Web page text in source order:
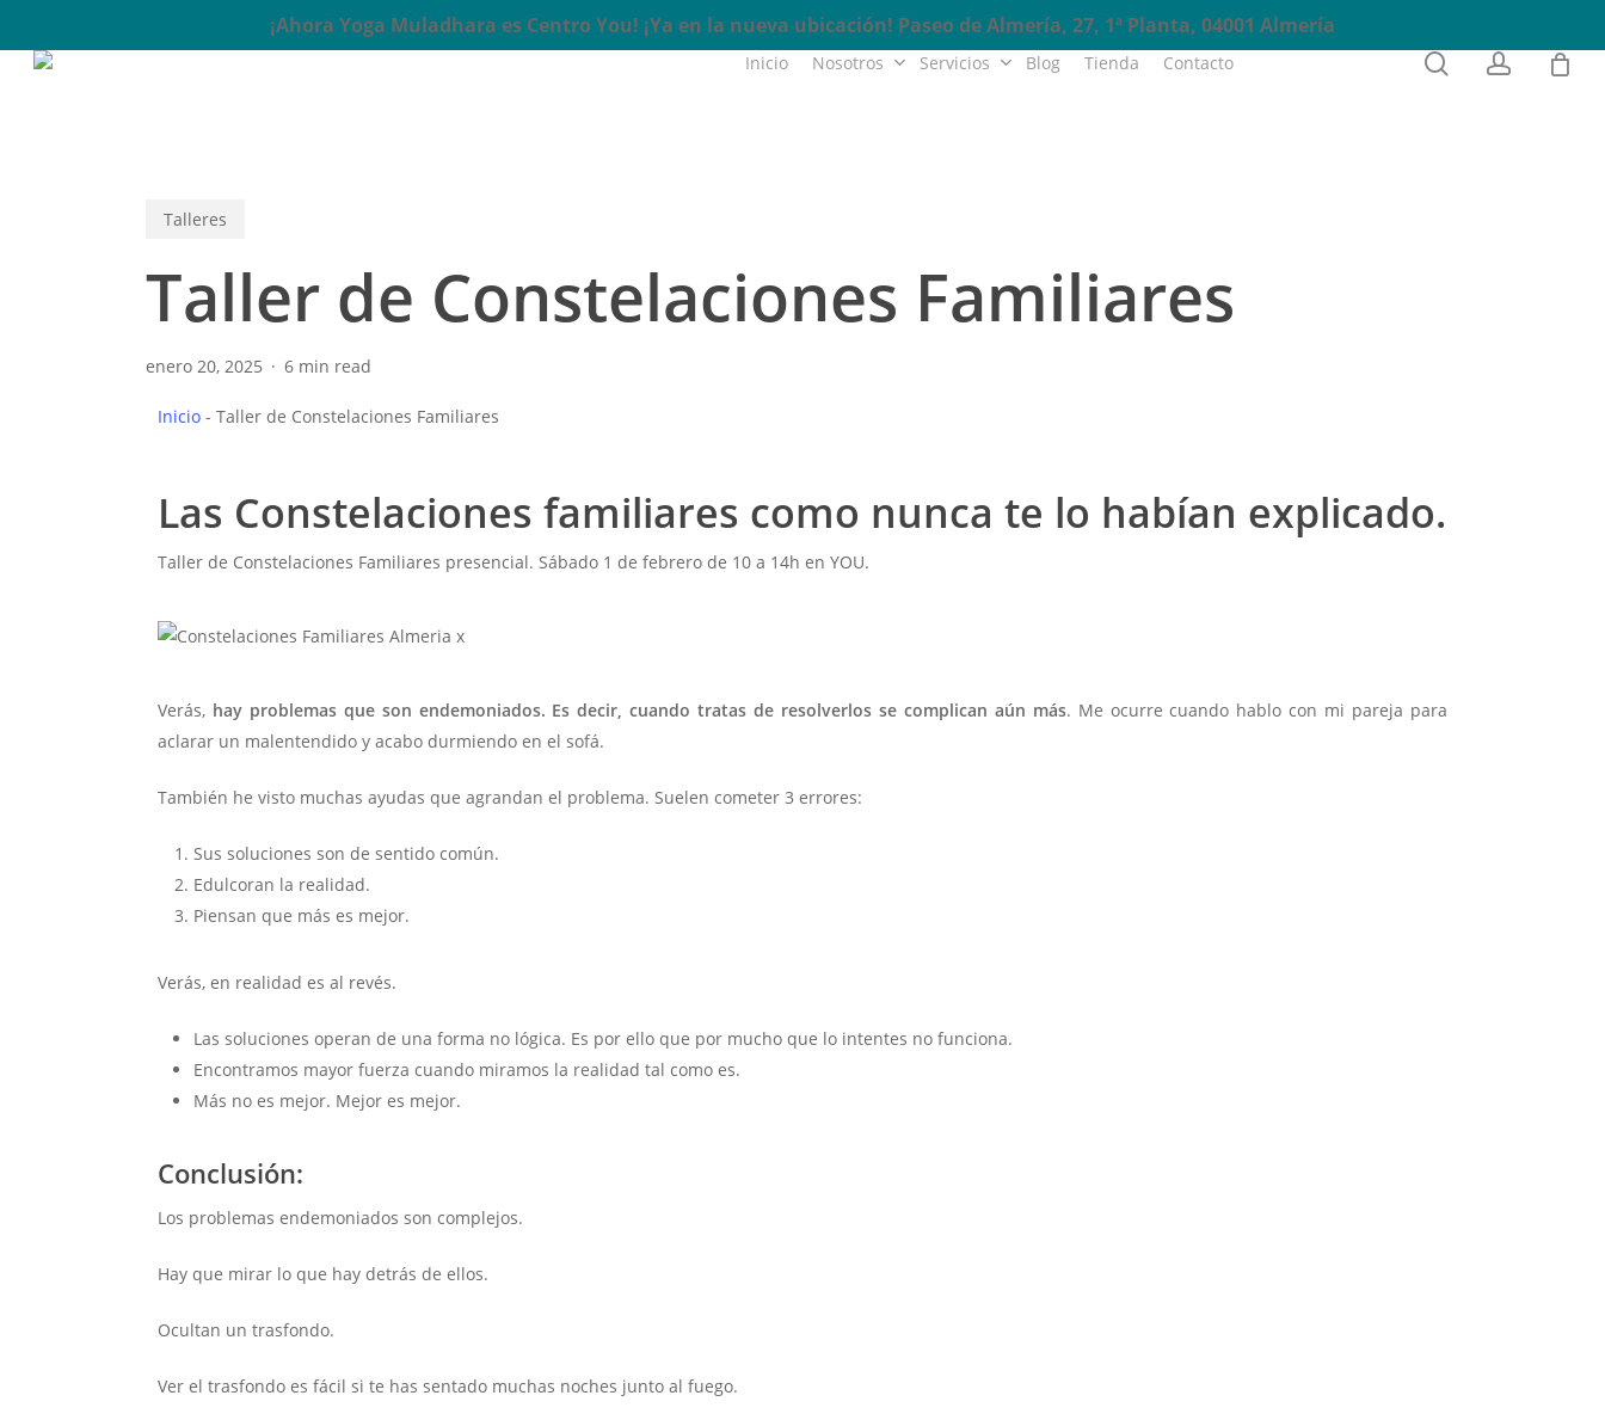
to
main
¡Ahora Yoga Muladhara es Centro You! ¡Ya en la nueva ubicación! Paseo de Almería, 27, 1ª Planta, 04001 Almería
Inicio Nosotros Servicios Blog Tienda Contacto searchaccount
0
Talleres
Taller de Constelaciones Familiares
enero 20, 2025 6 min read
Inicio - Taller de Constelaciones Familiares
Las Constelaciones familiares como nunca te lo habían explicado.
Taller de Constelaciones Familiares presencial. Sábado 1 de febrero de 10 a 14h en YOU.
Verás, hay problemas que son endemoniados. Es decir, cuando tratas de resolverlos se complican aún más. Me ocurre cuando hablo con mi pareja para
aclarar un malentendido y acabo durmiendo en el sofá.
También he visto muchas ayudas que agrandan el problema. Suelen cometer 3 errores:
Sus soluciones son de sentido común.
Edulcoran la realidad.
Piensan que más es mejor.
Verás, en realidad es al revés.
Las soluciones operan de una forma no lógica. Es por ello que por mucho que lo intentes no funciona.
Encontramos mayor fuerza cuando miramos la realidad tal como es.
Más no es mejor. Mejor es mejor.
Conclusión:
Los problemas endemoniados son complejos.
Hay que mirar lo que hay detrás de ellos.
Ocultan un trasfondo.
Ver el trasfondo es fácil si te has sentado muchas noches junto al fuego.